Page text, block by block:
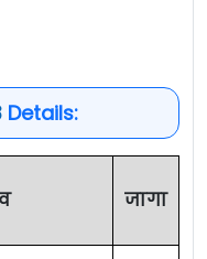
Details:
जागा